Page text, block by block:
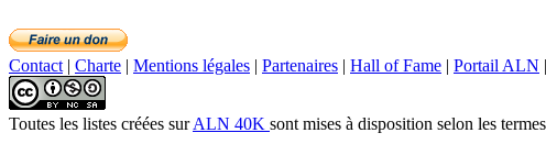
Contact | Charte | Mentions légales | Partenaires | Hall of Fame | Portail ALN |
Toutes les listes créées surALN 40K sont mises à disposition selon les